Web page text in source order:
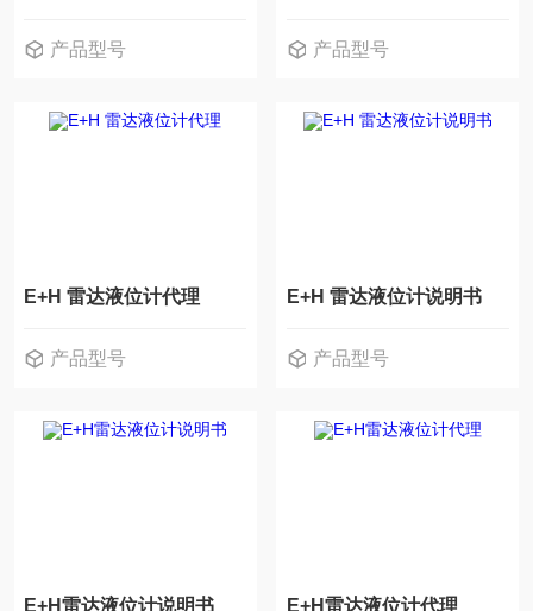
产品型号 产品型号
E+H 雷达液位计代理
产品型号
E+H 雷达液位计说明书
产品型号
E+H雷达液位计说明书 E+H雷达液位计代理